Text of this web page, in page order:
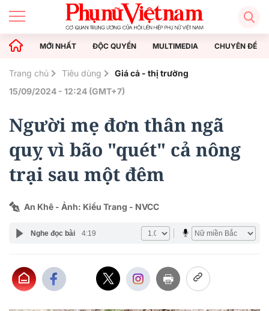
MỚI NHẤT ĐỘC QUYỀN MULTIMEDIA CHUYÊN ĐỀ
Trang chủ Tiêu dùng
Giá cả - thị trường
15/09/2024 - 12:24 (GMT+7)
Người mẹ đơn thân ngã
quỵ vì bão "quét" cả nông
trại sau một đêm
An Khê - Ảnh: Kiều Trang - NVCC
Nghe đọc bài 4:19